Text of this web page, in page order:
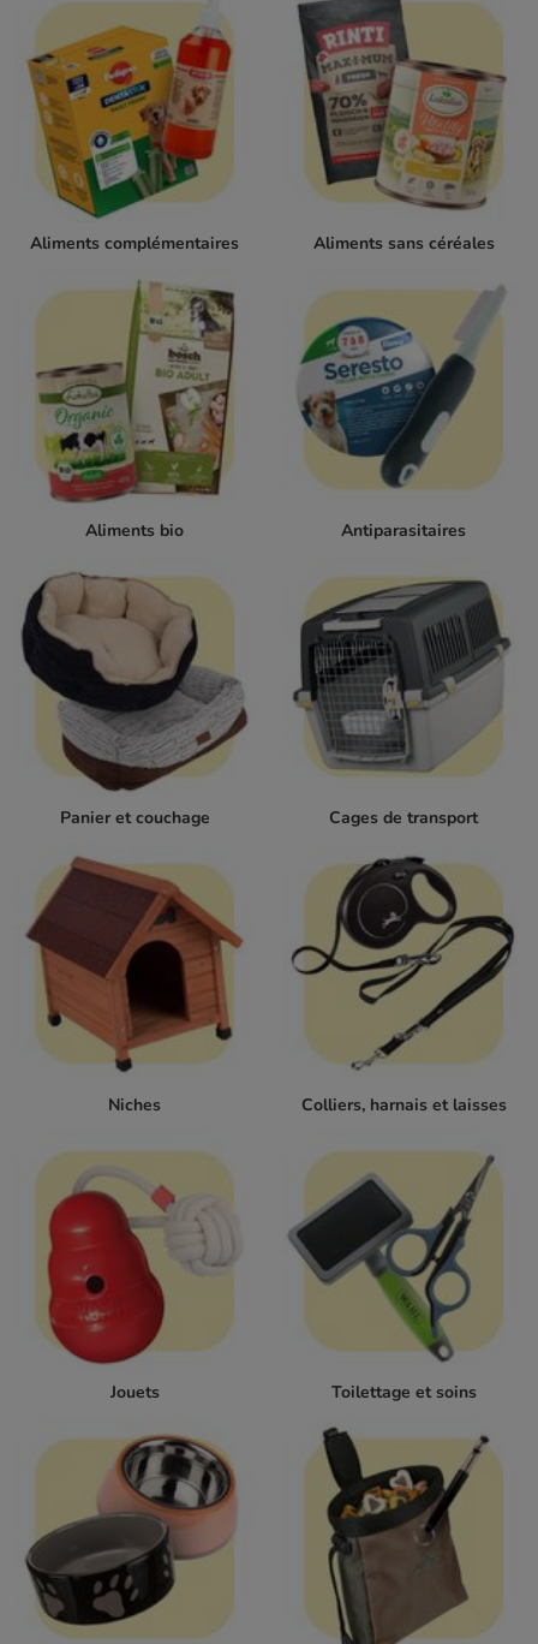
Aliments complémentaires Aliments sans céréales
Aliments bio Antiparasitaires
Panier et couchage Cages de transport
Niches Colliers, harnais et laisses
Jouets Toilettage et soins